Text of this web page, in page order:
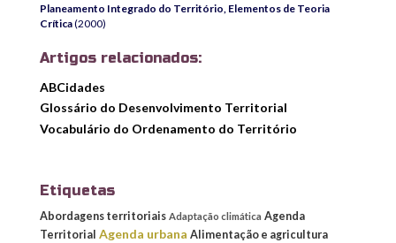
Planeamento Integrado do Território, Elementos de Teoria
Crítica(2000)
Artigos relacionados:
ABCidades
Glossário do Desenvolvimento Territorial
Vocabulário do Ordenamento do Território
Etiquetas
Abordagens territoriais Adaptação climática Agenda
Territorial Agenda urbana Alimentação e agricultura